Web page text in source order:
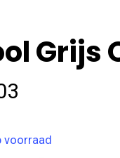
Grijs
voorraad